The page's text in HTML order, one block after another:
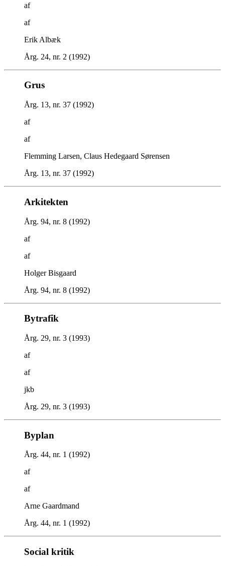
af
af
Erik Albæk
Årg. 24, nr. 2 (1992)
Grus
Årg. 13, nr. 37 (1992)
af
af
Flemming Larsen, Claus Hedegaard Sørensen
Årg. 13, nr. 37 (1992)
Arkitekten
Årg. 94, nr. 8 (1992)
af
af
Holger Bisgaard
Årg. 94, nr. 8 (1992)
Bytrafik
Årg. 29, nr. 3 (1993)
af
af
jkb
Årg. 29, nr. 3 (1993)
Byplan
Årg. 44, nr. 1 (1992)
af
af
Arne Gaardmand
Årg. 44, nr. 1 (1992)
Social kritik